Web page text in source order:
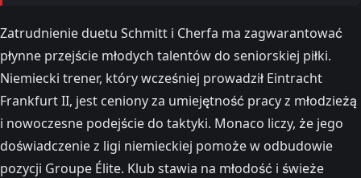
Zatrudnienie duetu Schmitt i Cherfa ma zagwarantować
płynne przejście młodych talentów do seniorskiej piłki.
Niemiecki trener, który wcześniej prowadził Eintracht
Frankfurt II, jest ceniony za umiejętność pracy z młodzieżą
i nowoczesne podejście do taktyki. Monaco liczy, że jego
doświadczenie z ligi niemieckiej pomoże w odbudowie
pozycji Groupe Élite. Klub stawia na młodość i świeże